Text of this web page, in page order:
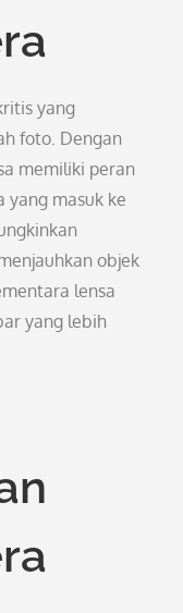
yang
foto. Dengan
memiliki peran
yang masuk ke
objek
lensa
yang lebih